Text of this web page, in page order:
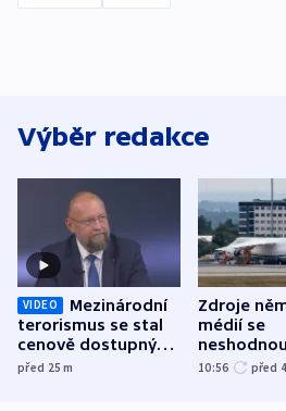
Výběr redakce
VIDEO
Mezinárodní
terorismus se stal
cenově dostupným,
varuje Bartošek
před 25m
Zdroje
médií se
letadle
10:56 před